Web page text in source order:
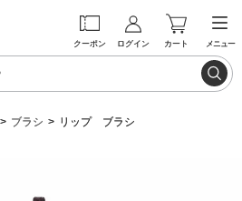
クーポン ログイン カート メニュー
ブラシ リップ ブラシ